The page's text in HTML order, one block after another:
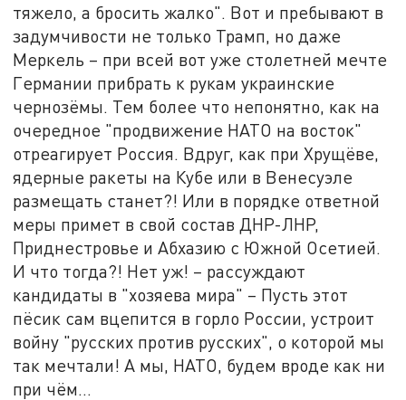
тяжело, а бросить жалко". Вот и пребывают в
задумчивости не только Трамп, но даже
Меркель – при всей вот уже столетней мечте
Германии прибрать к рукам украинские
чернозёмы. Тем более что непонятно, как на
очередное "продвижение НАТО на восток"
отреагирует Россия. Вдруг, как при Хрущёве,
ядерные ракеты на Кубе или в Венесуэле
размещать станет?! Или в порядке ответной
меры примет в свой состав ДНР-ЛНР,
Приднестровье и Абхазию с Южной Осетией.
И что тогда?! Нет уж! – рассуждают
кандидаты в "хозяева мира" – Пусть этот
пёсик сам вцепится в горло России, устроит
войну "русских против русских", о которой мы
так мечтали! А мы, НАТО, будем вроде как ни
при чём…